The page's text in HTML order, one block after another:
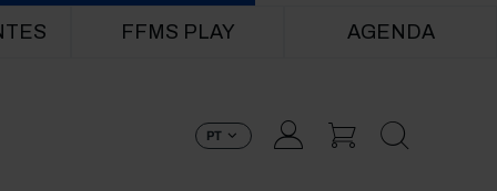
FFMS PLAY AGENDA
PT